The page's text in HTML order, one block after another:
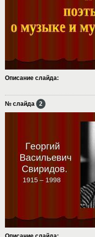
Описание слайда:
№ слайда 2